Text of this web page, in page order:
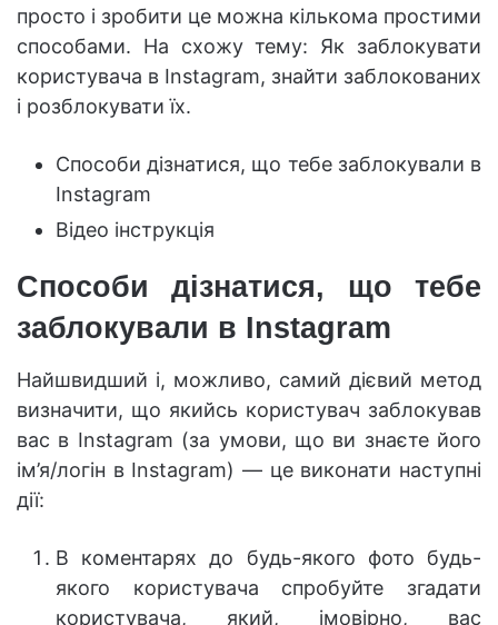
просто і зробити це можна кількома простими
способами. На схожу тему: Як заблокувати
користувача в Instagram, знайти заблокованих
і розблокувати їх.
Способи дізнатися, що тебе заблокували в
Instagram
Відео інструкція
Способи дізнатися, що тебе
заблокували в Instagram
Найшвидший і, можливо, самий дієвий метод
визначити, що якийсь користувач заблокував
вас в Instagram (за умови, що ви знаєте його
ім’я/логін в Instagram) — це виконати наступні
дії:
В коментарях до будь-якого фото будь-
якого користувача спробуйте згадати
користувача, який, імовірно, вас